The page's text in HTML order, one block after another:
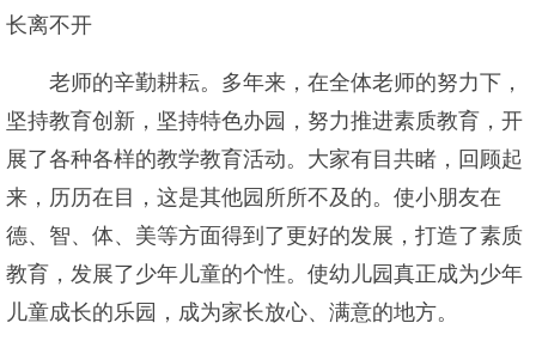
长离不开
老师的辛勤耕耘。多年来，在全体老师的努力下，
坚持教育创新，坚持特色办园，努力推进素质教育，开
展了各种各样的教学教育活动。大家有目共睹，回顾起
来，历历在目，这是其他园所所不及的。使小朋友在
德、智、体、美等方面得到了更好的发展，打造了素质
教育，发展了少年儿童的个性。使幼儿园真正成为少年
儿童成长的乐园，成为家长放心、满意的地方。